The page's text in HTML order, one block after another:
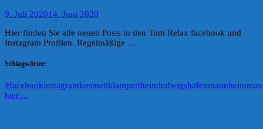
9. Juli 202014. Juni 2020
Hier finden Sie alle neuen Posts in den Tom Relax facebook und
Instagram Profilen. Regelmäßige …
Schlagwörter:
#facebookinstagramkosmetiklampertheimludwigshafenmannheim
hier ...